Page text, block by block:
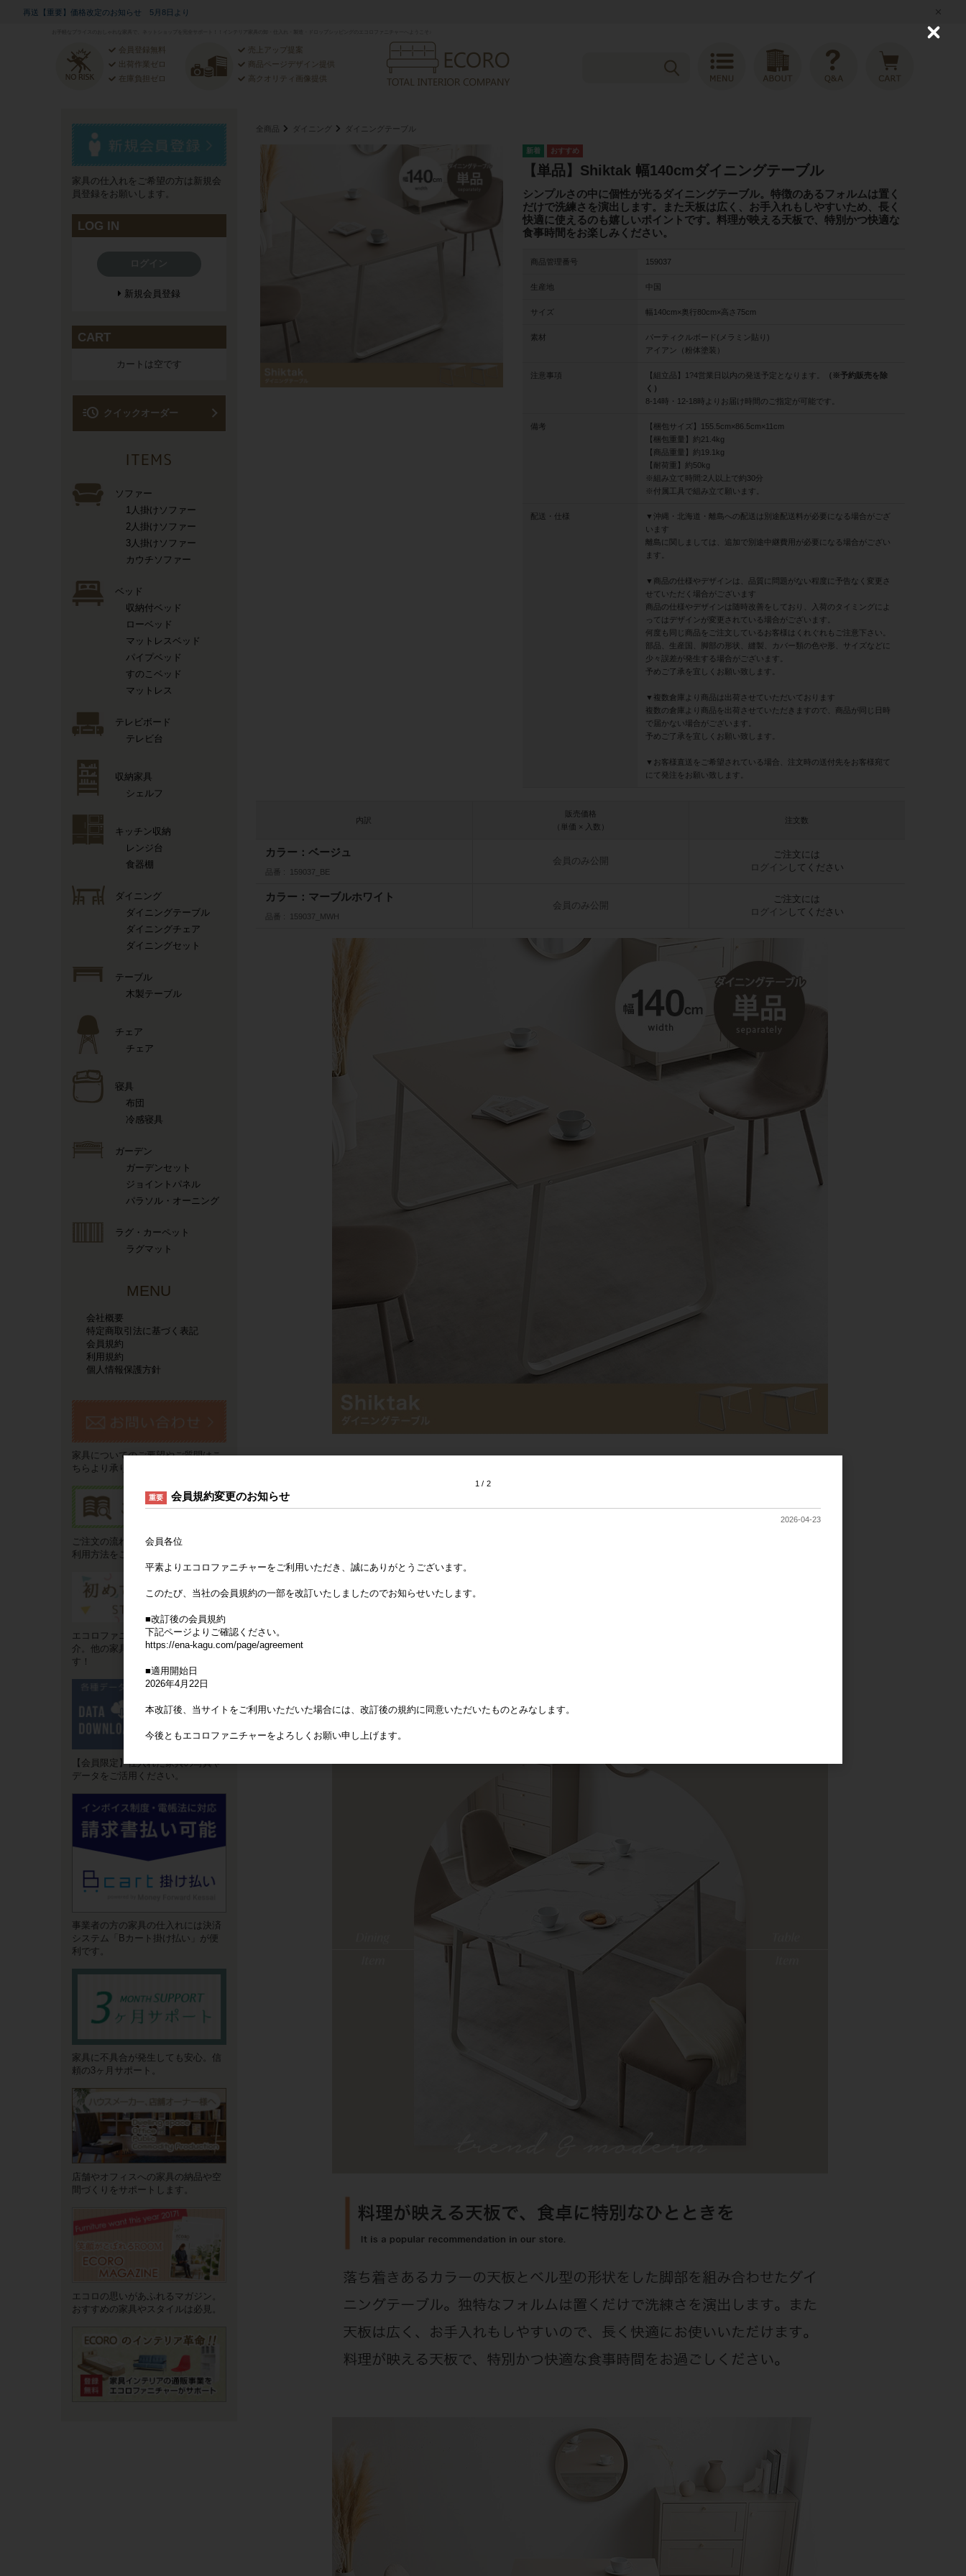
再送【重要】価格改定のお知らせ 5月8日より
会員登録無料
出荷作業ゼロ
在庫負担ゼロ
売上アップ提案
商品ページデザイン提供
高クオリティ画像提供
全商品 ダイニング ダイニングテーブル
【単品】Shiktak 幅140cmダイニングテーブル
シンプルさの中に個性が光るダイニングテーブル。特徴のあるフォルムは置く
だけで洗練さを演出します。また天板は広く、お手入れもしやすいため、長く
快適に使えるのも嬉しいポイントです。料理が映える天板で、特別かつ快適な
食事時間をお楽しみください。
商品管理番号 159037
生産地 中国
サイズ 幅140cm×奥行80cm×高さ75cm
素材
パーティクルボード(メラミン貼り)
アイアン（粉体塗装）
注意事項 【組立品】1?4営業日以内の発送予定となります。
（※予約販売を除
く）
8-14時・12-18時よりお届け時間のご指定が可能です。
備考
【梱包サイズ】155.5cm×86.5cm×11cm
【梱包重量】約21.4kg
【商品重量】約19.1kg
【耐荷重】約50kg
※組み立て時間:2人以上で約30分
※付属工具で組み立て願います。
配送・仕様
▼沖縄・北海道・離島への配送は別途配送料が必要になる場合がござ
います
離島に関しましては、追加で別途中継費用が必要になる場合がござい
ます。
▼商品の仕様やデザインは、品質に問題がない程度に予告なく変更さ
せていただく場合がございます
商品の仕様やデザインは随時改善をしており、入荷のタイミングによ
ってはデザインが変更されている場合がございます。
何度も同じ商品をご注文しているお客様はくれぐれもご注意下さい。
部品、生産国、脚部の形状、縫製、カバー類の色や形、サイズなどに
少々誤差が発生する場合がございます。
予めご了承を宜しくお願い致します。
▼複数倉庫より商品は出荷させていただいております
複数の倉庫より商品を出荷させていただきますので、商品が同じ日時
で届かない場合がございます。
予めご了承を宜しくお願い致します。
▼お客様直送をご希望されている場合、注文時の送付先をお客様宛て
にて発注をお願い致します。
内訳
販売価格
（単価 × 入数）
注文数
カラー：ベージュ
品番 159037_BE
会員のみ公開
ご注文には
ログイン してください
カラー：マーブルホワイト
品番 159037_MWH
会員のみ公開
ご注文には
ログイン してください
家具の仕入れをご希望の方は新規会
員登録をお願いします。
LOG IN
新規会員登録
CART
カートは空です
acute クイックオーダー
ソファー
1人掛けソファー
2人掛けソファー
3人掛けソファー
カウチソファー
ベッド
収納付ベッド
ローベッド
マットレスベッド
パイプベッド
すのこベッド
マットレス
テレビボード
テレビ台
収納家具
シェルフ
キッチン収納
レンジ台
食器棚
ダイニング
ダイニングテーブル
ダイニングチェア
ダイニングセット
テーブル
木製テーブル
チェア
チェア
寝具
布団
冷感寝具
ガーデン
ガーデンセット
ジョイントパネル
パラソル・オーニング
ラグ・カーペット
ラグマット
MENU
会社概要
特定商取引法に基づく表記
会員規約
利用規約
個人情報保護方針
家具についてのご要望やご質問はこ
ちらより承ります。
ご注文の流れやお支払い方法などご
利用方法をご説明いたします。
エコロファニチャーの"強み"をご紹
介。他の家具卸サイトとは違いま
す！
【会員限定】仕入れた家具の写真や
データをご活用ください。
事業者の方の家具の仕入れには決済
システム「Bカート掛け払い」が便
利です。
家具に不具合が発生しても安心。信
頼の3ヶ月サポート。
店舗やオフィスへの家具の納品や空
間づくりをサポートします。
エコロの思いがあふれるマガジン。
おすすめの家具やスタイルは必見。
1 2
重要 会員規約変更のお知らせ
2026-04-23
会員各位
平素よりエコロファニチャーをご利用いただき、誠にありがとうございます。
このたび、当社の会員規約の一部を改訂いたしましたのでお知らせいたします。
■改訂後の会員規約
下記ページよりご確認ください。
https://ena-kagu.com/page/agreement
■適用開始日
2026年4月22日
本改訂後、当サイトをご利用いただいた場合には、改訂後の規約に同意いただいたものとみなします。
今後ともエコロファニチャーをよろしくお願い申し上げます。
C